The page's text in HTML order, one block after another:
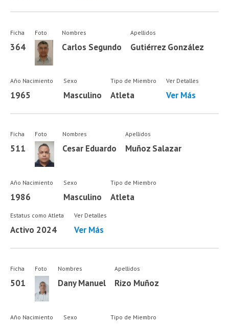
Ficha
364
Foto Nombres
Carlos Segundo
Apellidos
Gutiérrez González
Año Nacimiento
1965
Sexo
Masculino
Tipo de Miembro
Atleta
Ver Detalles
Ver Más
Ficha
511
Foto Nombres
Cesar Eduardo
Apellidos
Muñoz Salazar
Año Nacimiento
1986
Sexo
Masculino
Tipo de Miembro
Atleta
Estatus como Atleta
Activo 2024
Ver Detalles
Ver Más
Ficha
501
Foto Nombres
Dany Manuel
Apellidos
Rizo Muñoz
Año Nacimiento Sexo Tipo de Miembro